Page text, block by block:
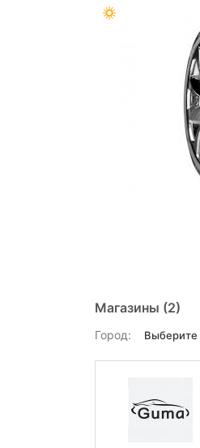
Магазины (2)
Город: